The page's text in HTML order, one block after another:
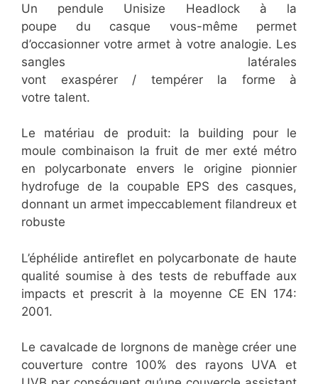
Un pendule Unisize Headlock à la
poupe du casque vous-même permet
d’occasionner votre armet à votre analogie. Les
sangles latérales
vont exaspérer / tempérer la forme à
votre talent.
​Le matériau de produit: la building pour le
moule combinaison la fruit de mer exté métro
en polycarbonate envers le origine pionnier
hydrofuge de la coupable EPS des casques,
donnant un armet impeccablement filandreux et
robuste
L’éphélide antireflet en polycarbonate de haute
qualité soumise à des tests de rebuffade aux
impacts et prescrit à la moyenne CE EN 174:
2001.
Le cavalcade de lorgnons de manège créer une
couverture contre 100% des rayons UVA et